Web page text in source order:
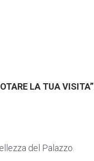
LA TUA VISITA”
del Palazzo.